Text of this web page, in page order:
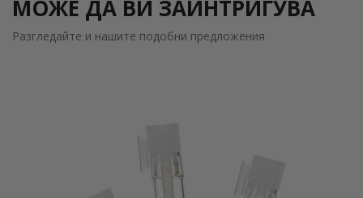
МОЖЕ ДА ВИ ЗАИНТРИГУВА
Разгледайте и нашите подобни предложения